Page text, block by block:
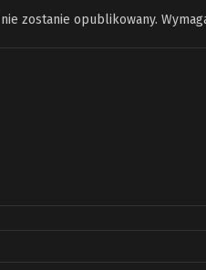
zostanie opublikowany.